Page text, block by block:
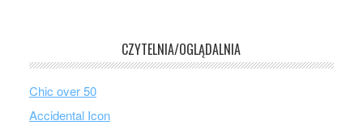
CZYTELNIA/OGLĄDALNIA
Chic over 50
Accidental Icon